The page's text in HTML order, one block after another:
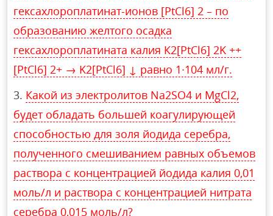
гексахлороплатинат-ионов [PtCl6] 2 – по
образованию желтого осадка
гексахлороплатината калия К2[PtCl6] 2K ++
[PtCl6] 2+ → K2[PtCl6] ↓ равно 1∙104 мл/г.
Какой из электролитов Na2SO4 и MgCl2,
будет обладать большей коагулирующей
способностью для золя йодида серебра,
полученного смешиванием равных объемов
раствора с концентрацией йодида калия 0,01
моль/л и раствора с концентрацией нитрата
серебра 0,015 моль/л?